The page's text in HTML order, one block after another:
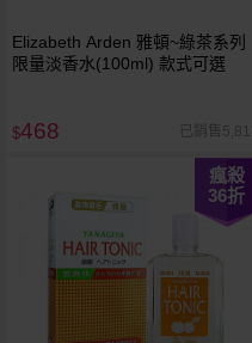
Elizabeth Arden 雅頓~綠茶系列
限量淡香水(100ml) 款式可選
$468 已銷售5,811
瘋殺
36折